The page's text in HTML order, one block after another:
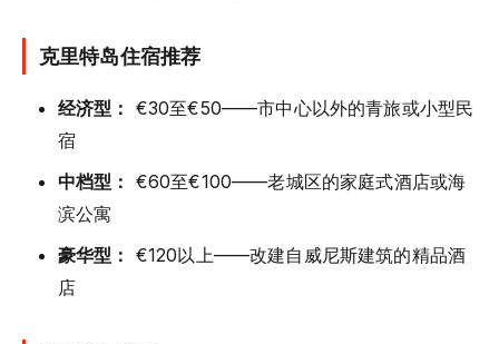
克里特岛住宿推荐
经济型： €30至€50——市中心以外的青旅或小型民
宿
中档型： €60至€100——老城区的家庭式酒店或海
滨公寓
豪华型： €120以上——改建自威尼斯建筑的精品酒
店